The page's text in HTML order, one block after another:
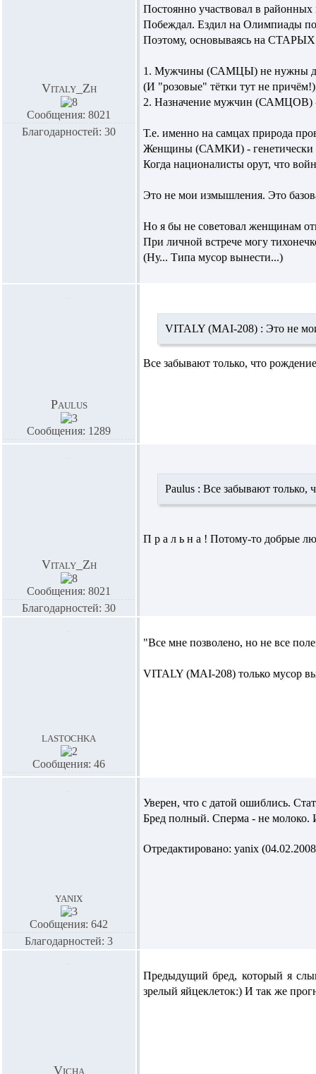
Vitaly_Zh
Сообщения: 8021
Благодарностей: 30
Постоянно участвовал в
Побеждал. Ездил на Олимпиады
Поэтому, основываясь на СТАРЫХ
1. Мужчины (САМЦЫ) не нужны для
(И "розовые" тётки тут не причём!)
2. Назначение мужчин (САМЦОВ) -
Т.е. именно на самцах природа
Женщины (САМКИ) - генетически
Когда националисты орут, что
Это не мои измышления. Это
Но я бы не советовал женщинам
При личной встрече могу
(Ну... Типа мусор вынести...)
Paulus
Сообщения: 1289
VITALY (MAI-208) : Это не
Все забывают только, что
Vitaly_Zh
Сообщения: 8021
Благодарностей: 30
Paulus : Все забывают только,
П р а л ь н а ! Потому-то добрые
lastochka
Сообщения: 46
"Все мне позволено, но не все
VITALY (MAI-208) только мусор
yanix
Сообщения: 642
Благодарностей: 3
Уверен, что с датой ошиблись.
Бред полный. Сперма - не молоко.
Отредактировано: yanix
Vicha
Предыдущий бред, который я
зрелый яйцеклеток:) И так же